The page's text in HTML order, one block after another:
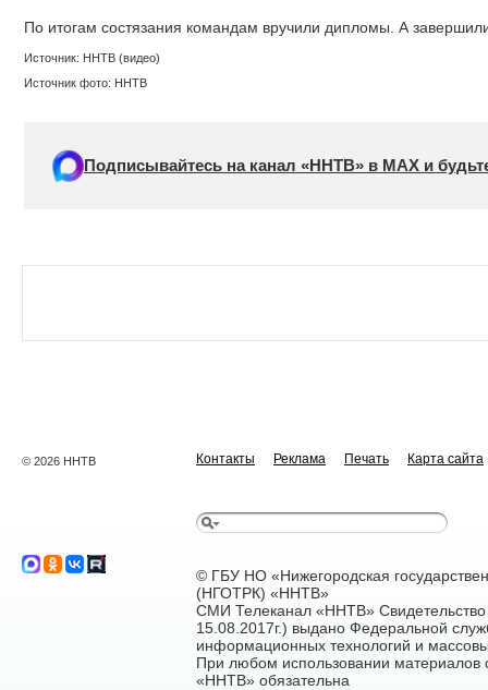
По итогам состязания командам вручили дипломы. А
Источник: ННТВ (видео)
Источник фото: ННТВ
Подписывайтесь на канал «ННТВ» в МАХ и
© 2026 ННТВ Контакты Реклама Печать Карта сайта
© ГБУ НО «Нижегородская
(НГОТРК) «ННТВ»
СМИ Телеканал «ННТВ»
15.08.2017г.) выдано Федеральной
информационных технологий и
При любом использовании материалов
«ННТВ» обязательна